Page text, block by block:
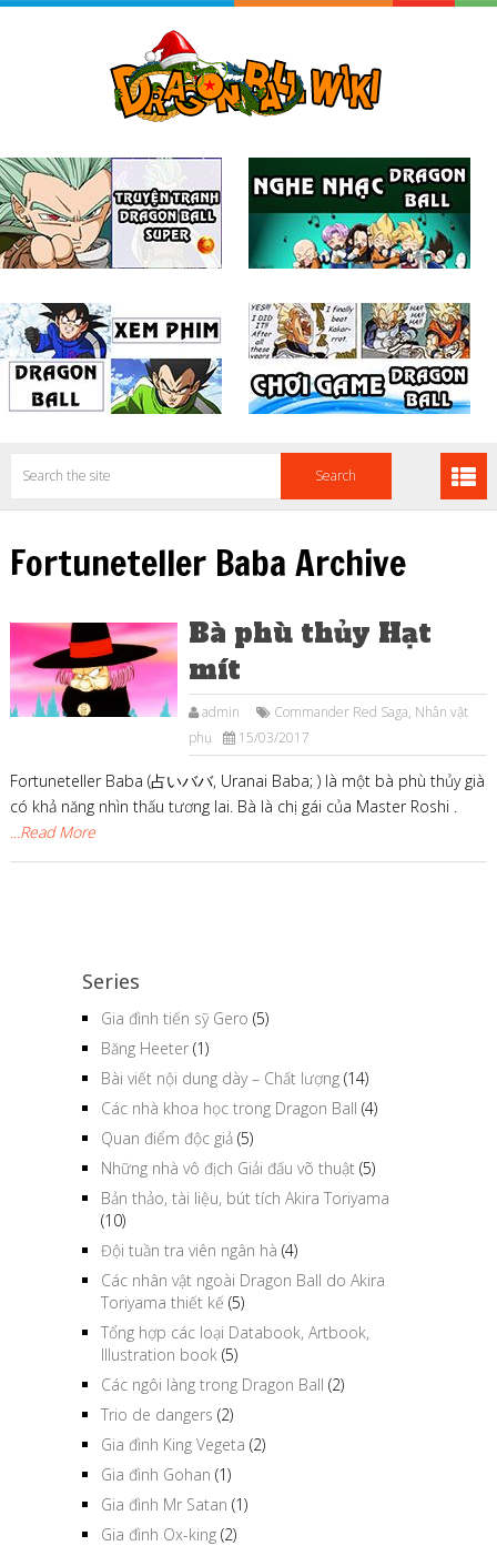
Fortuneteller Baba Archive
Bà phù thủy Hạt
mít
admin Commander Red Saga, Nhân vật
phụ
15/03/2017
Fortuneteller Baba (占いババ, Uranai Baba; ) là một bà phù thủy già
có khả năng nhìn thấu tương lai. Bà là chị gái của Master Roshi .
...Read More
Series
Gia đình tiến sỹ Gero (5)
Băng Heeter (1)
Bài viết nội dung dày – Chất lượng (14)
Các nhà khoa học trong Dragon Ball (4)
Quan điểm độc giả (5)
Những nhà vô địch Giải đấu võ thuật (5)
Bản thảo, tài liệu, bút tích Akira Toriyama
(10)
Đội tuần tra viên ngân hà (4)
Các nhân vật ngoài Dragon Ball do Akira
Toriyama thiết kế (5)
Tổng hợp các loại Databook, Artbook,
Illustration book (5)
Các ngôi làng trong Dragon Ball (2)
Trio de dangers (2)
Gia đình King Vegeta (2)
Gia đình Gohan (1)
Gia đình Mr Satan (1)
Gia đình Ox-king (2)